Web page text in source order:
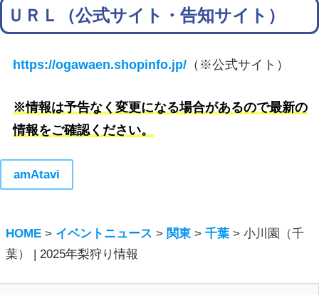
ＵＲＬ（公式サイト・告知サイト）
https://ogawaen.shopinfo.jp/ （※公式サイト）
※情報は予告なく変更になる場合があるので最新の
情報をご確認ください。
amAtavi
HOME > イベントニュース > 関東 >千葉 >小川園（千
葉） | 2025年梨狩り情報